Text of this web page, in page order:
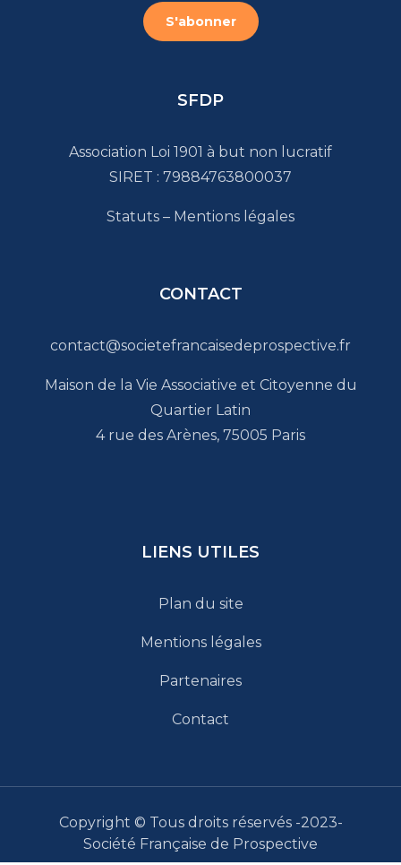
SFDP
Association Loi 1901 à but non lucratif
SIRET : 79884763800037
Statuts – Mentions légales
CONTACT
contact@societefrancaisedeprospective.fr
Maison de la Vie Associative et Citoyenne du
Quartier Latin
4 rue des Arènes, 75005 Paris
LIENS UTILES
Plan du site
Mentions légales
Partenaires
Contact
Copyright © Tous droits réservés -2023-
Société Française de Prospective